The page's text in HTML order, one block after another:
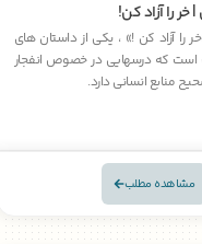
را آزاد کن!
را آزاد کن !» ، یکی از داستان های
است که درسهایی در خصوص انفجار
منابع انسانی دارد.
مشاهده مطلب